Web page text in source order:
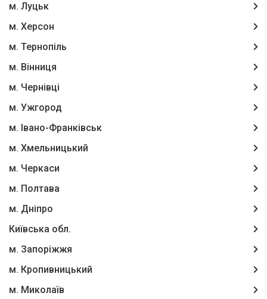
м. Луцьк
м. Херсон
м. Тернопіль
м. Вінниця
м. Чернівці
м. Ужгород
м. Івано-Франківськ
м. Хмельницький
м. Черкаси
м. Полтава
м. Дніпро
Київська обл.
м. Запоріжжя
м. Кропивницький
м. Миколаїв